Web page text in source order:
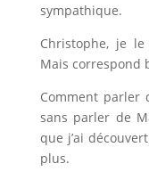
sympathique.
Christophe, je
Mais correspond
Comment parler
sans parler de
que j’ai
plus.